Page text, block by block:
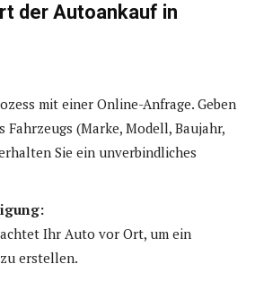
der Autoankauf in
mit einer Online-Anfrage. Geben
Fahrzeugs (Marke, Modell, Baujahr,
Sie ein unverbindliches
Ihr Auto vor Ort, um ein
erstellen.